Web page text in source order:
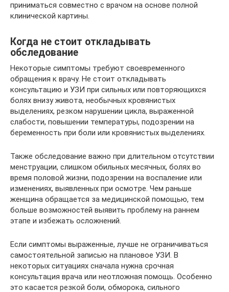
приниматься совместно с врачом на основе полной
клинической картины.
Когда не стоит откладывать
обследование
Некоторые симптомы требуют своевременного
обращения к врачу. Не стоит откладывать
консультацию и УЗИ при сильных или повторяющихся
болях внизу живота, необычных кровянистых
выделениях, резком нарушении цикла, выраженной
слабости, повышении температуры, подозрении на
беременность при боли или кровянистых выделениях.
Также обследование важно при длительном отсутствии
менструации, слишком обильных месячных, болях во
время половой жизни, подозрении на воспаление или
изменениях, выявленных при осмотре. Чем раньше
женщина обращается за медицинской помощью, тем
больше возможностей выявить проблему на раннем
этапе и избежать осложнений.
Если симптомы выраженные, лучше не ограничиваться
самостоятельной записью на плановое УЗИ. В
некоторых ситуациях сначала нужна срочная
консультация врача или неотложная помощь. Особенно
это касается резкой боли, обморока, сильного